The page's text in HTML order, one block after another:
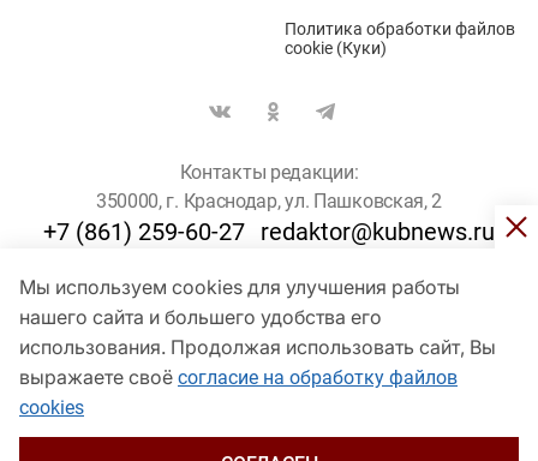
Мы используем cookies для улучшения работы
нашего сайта и большего удобства его
использования. Продолжая использовать сайт, Вы
выражаете своё согласие на обработку файлов
cookies
Политика обработки файлов
cookie (Куки)
Контакты редакции:
350000, г. Краснодар, ул. Пашковская, 2
+7 (861) 259-60-27 redaktor@kubnews.ru
Для пользователей старше 16 лет
© Кубанские Новости, 2017
Сетевое издание «kubnews» зарегистрировано Федеральной
службой по надзору в сфере связи, информационных технологий
и массовых коммуникаций (Роскомнадзор). Регистрационный